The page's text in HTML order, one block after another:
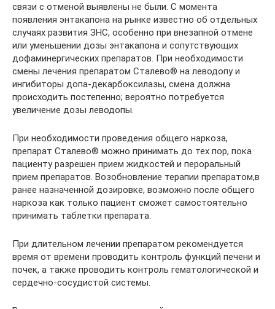
связи с отменой выявлены не были. С момента
появления энтакапона на рынке известно об отдельных
случаях развития ЗНС, особенно при внезапной отмене
или уменьшении дозы энтакапона и сопутствующих
дофаминергических препаратов. При необходимости
смены лечения препаратом Сталево® на леводопу и
ингибиторы допа-декарбоксилазы, смена должна
происходить постепенно; вероятно потребуется
увеличение дозы леводопы.
При необходимости проведения общего наркоза,
препарат Сталево® можно принимать до тех пор, пока
пациенту разрешен прием жидкостей и пероральный
прием препаратов. Возобновление терапии препаратом,в
ранее назначенной дозировке, возможно после общего
наркоза как только пациент сможет самостоятельно
принимать таблетки препарата.
При длительном лечении препаратом рекомендуется
время от времени проводить контроль функций печени и
почек, а также проводить контроль гематологической и
сердечно-сосудистой системы.